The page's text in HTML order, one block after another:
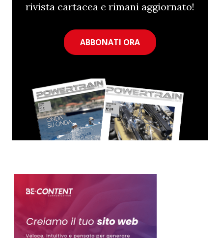
rivista cartacea e rimani aggiornato!
ABBONATI ORA